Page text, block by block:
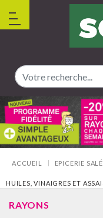
Aller au contenu
ACCUEIL EPICERIE
HUILES, VINAIGRES ET
RAYONS